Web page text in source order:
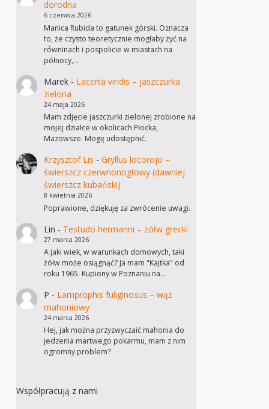
dorodna
6 czerwca 2026
Manica Rubida to gatunek górski. Oznacza
to, że czysto teoretycznie mogłaby żyć na
równinach i pospolicie w miastach na
północy,…
Marek- Lacerta viridis – jaszczurka
zielona
24 maja 2026
Mam zdjęcie jaszczurki zielonej zrobione na
mojej działce w okolicach Płocka,
Mazowsze. Mogę udostępnić.
Krzysztof Lis - Gryllus locorojo –
świerszcz czerwnonogłowy (dawniej
świerszcz kubański)
8 kwietnia 2026
Poprawione, dziękuję za zwrócenie uwagi.
Lin - Testudo hermanni – żółw grecki
27 marca 2026
A jaki wiek, w warunkach domowych, taki
żółw może osiągnąć? Ja mam "Kajtka" od
roku 1965. Kupiony w Poznaniu na…
P - Lamprophis fuliginosus – wąż
mahoniowy
24 marca 2026
Hej, jak można przyzwyczaić mahonia do
jedzenia martwego pokarmu, mam z nim
ogromny problem?
Współpracują z nami